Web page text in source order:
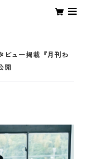
ビュー掲載『月刊わ
開